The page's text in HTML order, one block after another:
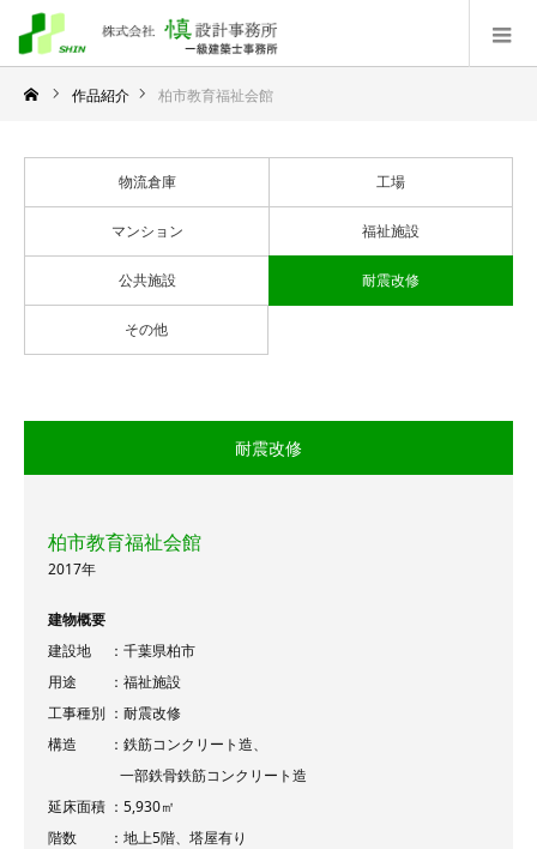
作品紹介 柏市教育福祉会館
物流倉庫 工場
マンション 福祉施設
公共施設 耐震改修
その他
耐震改修
柏市教育福祉会館
2017年
建物概要
建設地 ：千葉県柏市
用途 ：福祉施設
工事種別 ：耐震改修
構造 ：鉄筋コンクリート造、
一部鉄骨鉄筋コンクリート造
延床面積 ：5,930㎡
階数 ：地上5階、塔屋有り